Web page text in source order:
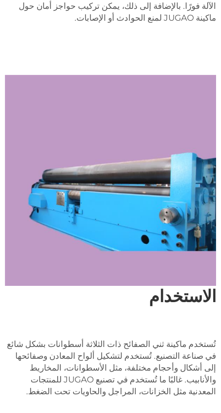
الآلة فورًا. بالإضافة إلى ذلك، يمكن تركيب حواجز أمان حول
ماكينة JUGAO لمنع الحوادث أو الإصابات.
الاستخدام
تُستخدم ماكينة ثني الصفائح ذات الثلاثة أسطوانات بشكل شائع
في صناعة التصنيع. تُستخدم لتشكيل ألواح المعادن وصفائحها
إلى أشكال وأحجام مختلفة، مثل الأسطوانات، المخاريط
والأنابيب. غالبًا ما تُستخدم في تصنيع JUGAO للمنتجات
المعدنية مثل الخزانات، المراجل والحاويات تحت الضغط.